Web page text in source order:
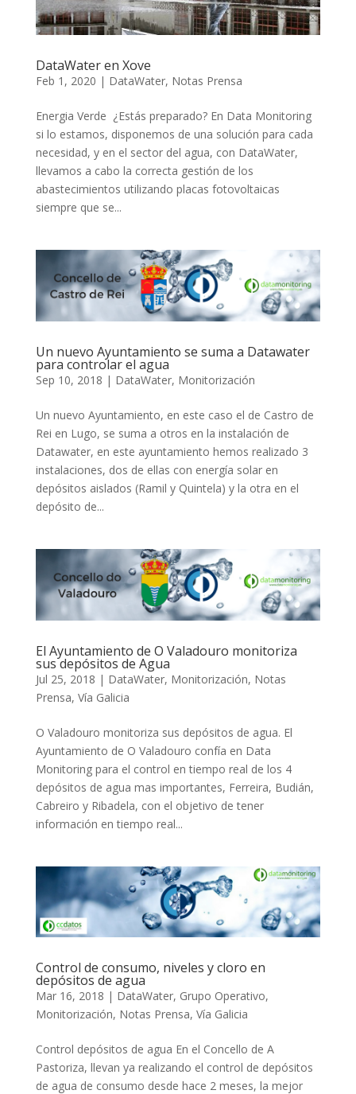
DataWater en Xove
Feb 1, 2020 | DataWater, Notas Prensa
Energia Verde ¿Estás preparado? En Data Monitoring
si lo estamos, disponemos de una solución para cada
necesidad, y en el sector del agua, con DataWater,
llevamos a cabo la correcta gestión de los
abastecimientos utilizando placas fotovoltaicas
siempre que se...
Un nuevo Ayuntamiento se suma a Datawater
para controlar el agua
Sep 10, 2018 | DataWater, Monitorización
Un nuevo Ayuntamiento, en este caso el de Castro de
Rei en Lugo, se suma a otros en la instalación de
Datawater, en este ayuntamiento hemos realizado 3
instalaciones, dos de ellas con energía solar en
depósitos aislados (Ramil y Quintela) y la otra en el
depósito de...
El Ayuntamiento de O Valadouro monitoriza
sus depósitos de Agua
Jul 25, 2018 | DataWater, Monitorización, Notas
Prensa, Vía Galicia
O Valadouro monitoriza sus depósitos de agua. El
Ayuntamiento de O Valadouro confía en Data
Monitoring para el control en tiempo real de los 4
depósitos de agua mas importantes, Ferreira, Budián,
Cabreiro y Ribadela, con el objetivo de tener
información en tiempo real...
Control de consumo, niveles y cloro en
depósitos de agua
Mar 16, 2018 | DataWater, Grupo Operativo,
Monitorización, Notas Prensa, Vía Galicia
Control depósitos de agua En el Concello de A
Pastoriza, llevan ya realizando el control de depósitos
de agua de consumo desde hace 2 meses, la mejor